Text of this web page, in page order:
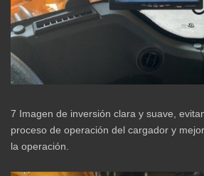
7 Imagen de inversión clara y suave,
proceso de operación del cargador y
la operación.